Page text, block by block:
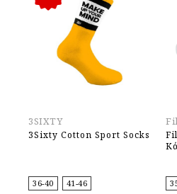
3SIXTY
3Sixty Cotton Sport Socks
36-40 41-46